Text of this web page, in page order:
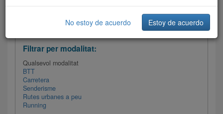
Filtrar les rutes
Filtrar per modalitat:
Qualsevol modalitat
BTT
Carretera
Senderisme
Rutes urbanes a peu
Running
No estoy de acuerdo Estoy de acuerdo